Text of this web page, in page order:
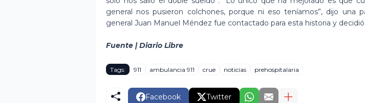
general nos pusieron colchones, porque ni eso teníamos”, dijo una
general Juan Manuel Méndez fue contactado para esta historia y
Fuente | Diario Libre
Tags: 911 ambulancia 911 crue noticias prehospitalaria
Facebook Twitter